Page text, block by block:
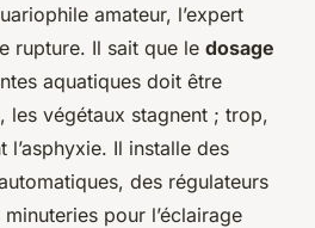
amateur, l’expert
rupture. Il sait que le dosage
aquatiques doit être
les végétaux stagnent ; trop,
l’asphyxie. Il installe des
des régulateurs
pour l’éclairage